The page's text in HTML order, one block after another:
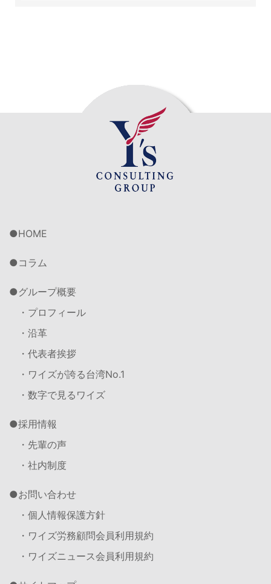
HOME
コラム
グループ概要
・プロフィール
・沿革
・代表者挨拶
・ワイズが誇る台湾No.1
・数字で見るワイズ
採用情報
・先輩の声
・社内制度
お問い合わせ
・個人情報保護方針
・ワイズ労務顧問会員利用規約
・ワイズニュース会員利用規約